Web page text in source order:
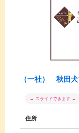
（一社） 秋田
住所